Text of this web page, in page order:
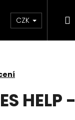
CZK
HELP